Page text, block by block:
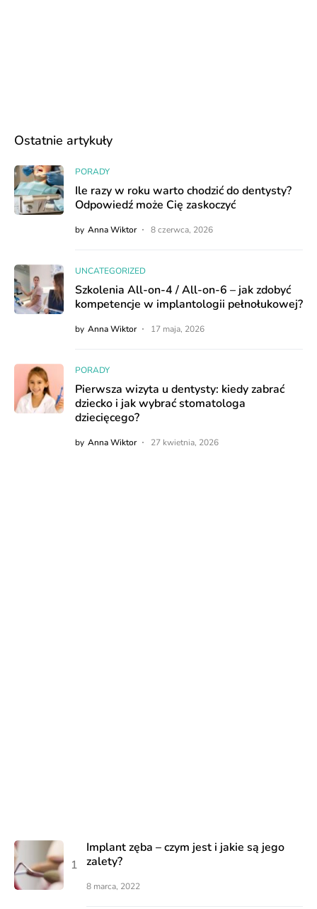
Ostatnie artykuły
PORADY
Ile razy w roku warto chodzić do dentysty?
Odpowiedź może Cię zaskoczyć
by Anna Wiktor 8 czerwca, 2026
UNCATEGORIZED
Szkolenia All-on-4 / All-on-6 – jak zdobyć
kompetencje w implantologii pełnołukowej?
by Anna Wiktor 17 maja, 2026
PORADY
Pierwsza wizyta u dentysty: kiedy zabrać
dziecko i jak wybrać stomatologa
dziecięcego?
by Anna Wiktor 27 kwietnia, 2026
Implant zęba – czym jest i jakie są jego
zalety?
8 marca, 2022